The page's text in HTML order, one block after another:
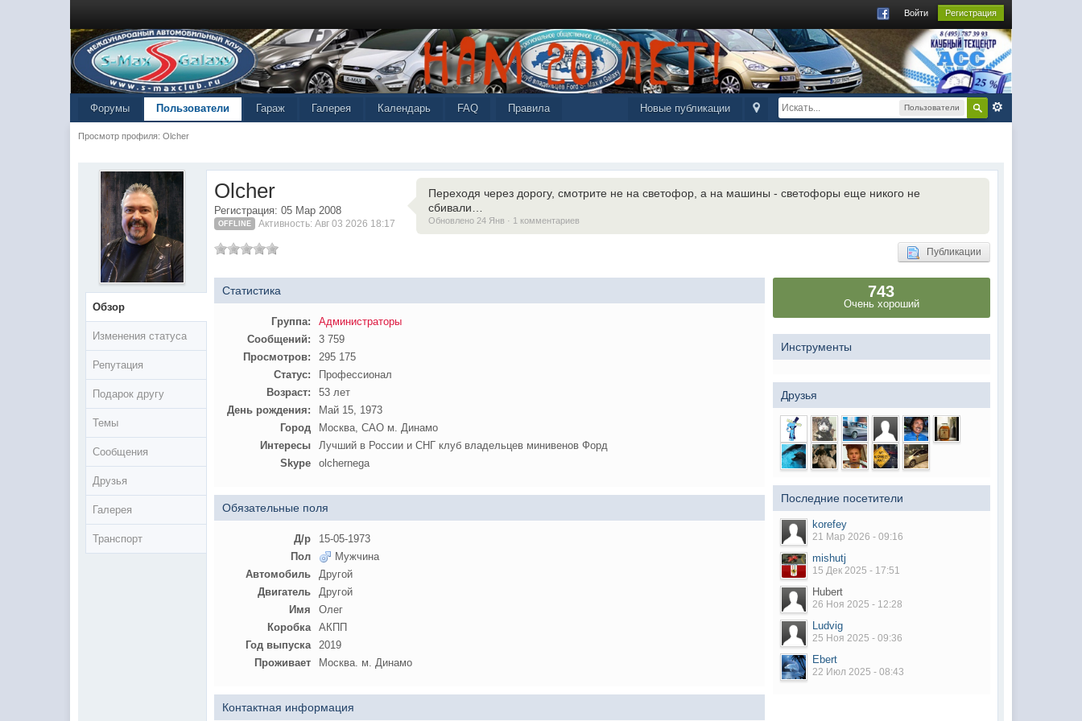
Войти Регистрация
Пользователи
Новые публикации
FAQ Правила
Форумы Пользователи Гараж Галерея Календарь
Просмотр профиля: Olcher
Обзор
Изменения статуса
Репутация
Подарок другу
Темы
Сообщения
Друзья
Галерея
Транспорт
Olcher
Регистрация: 05 Мар 2008
OFFLINE Активность: Авг 03 2026 18:17
Переходя через дорогу, смотрите не на светофор, а на машины - светофоры еще никого не
сбивали…
Обновлено 24 Янв · 1 комментариев
Публикации
Статистика
Группа:
Администраторы
Сообщений:
3 759
Просмотров:
295 175
Статус:
Профессионал
Возраст:
53 лет
День рождения:
Май 15, 1973
Город
Москва, САО м. Динамо
Интересы
Лучший в России и СНГ клуб владельцев минивенов Форд
Skype
olchernega
Обязательные поля
Д/р
15-05-1973
Пол
Мужчина
Автомобиль
Другой
Двигатель
Другой
Имя
Олег
Коробка
АКПП
Год выпуска
2019
Проживает
Москва. м. Динамо
Контактная информация
743
Очень хороший
Инструменты
Друзья
Последние посетители
korefey
21 Мар 2026 - 09:16
mishutj
15 Дек 2025 - 17:51
Hubert
26 Ноя 2025 - 12:28
Ludvig
25 Ноя 2025 - 09:36
Ebert
22 Июл 2025 - 08:43